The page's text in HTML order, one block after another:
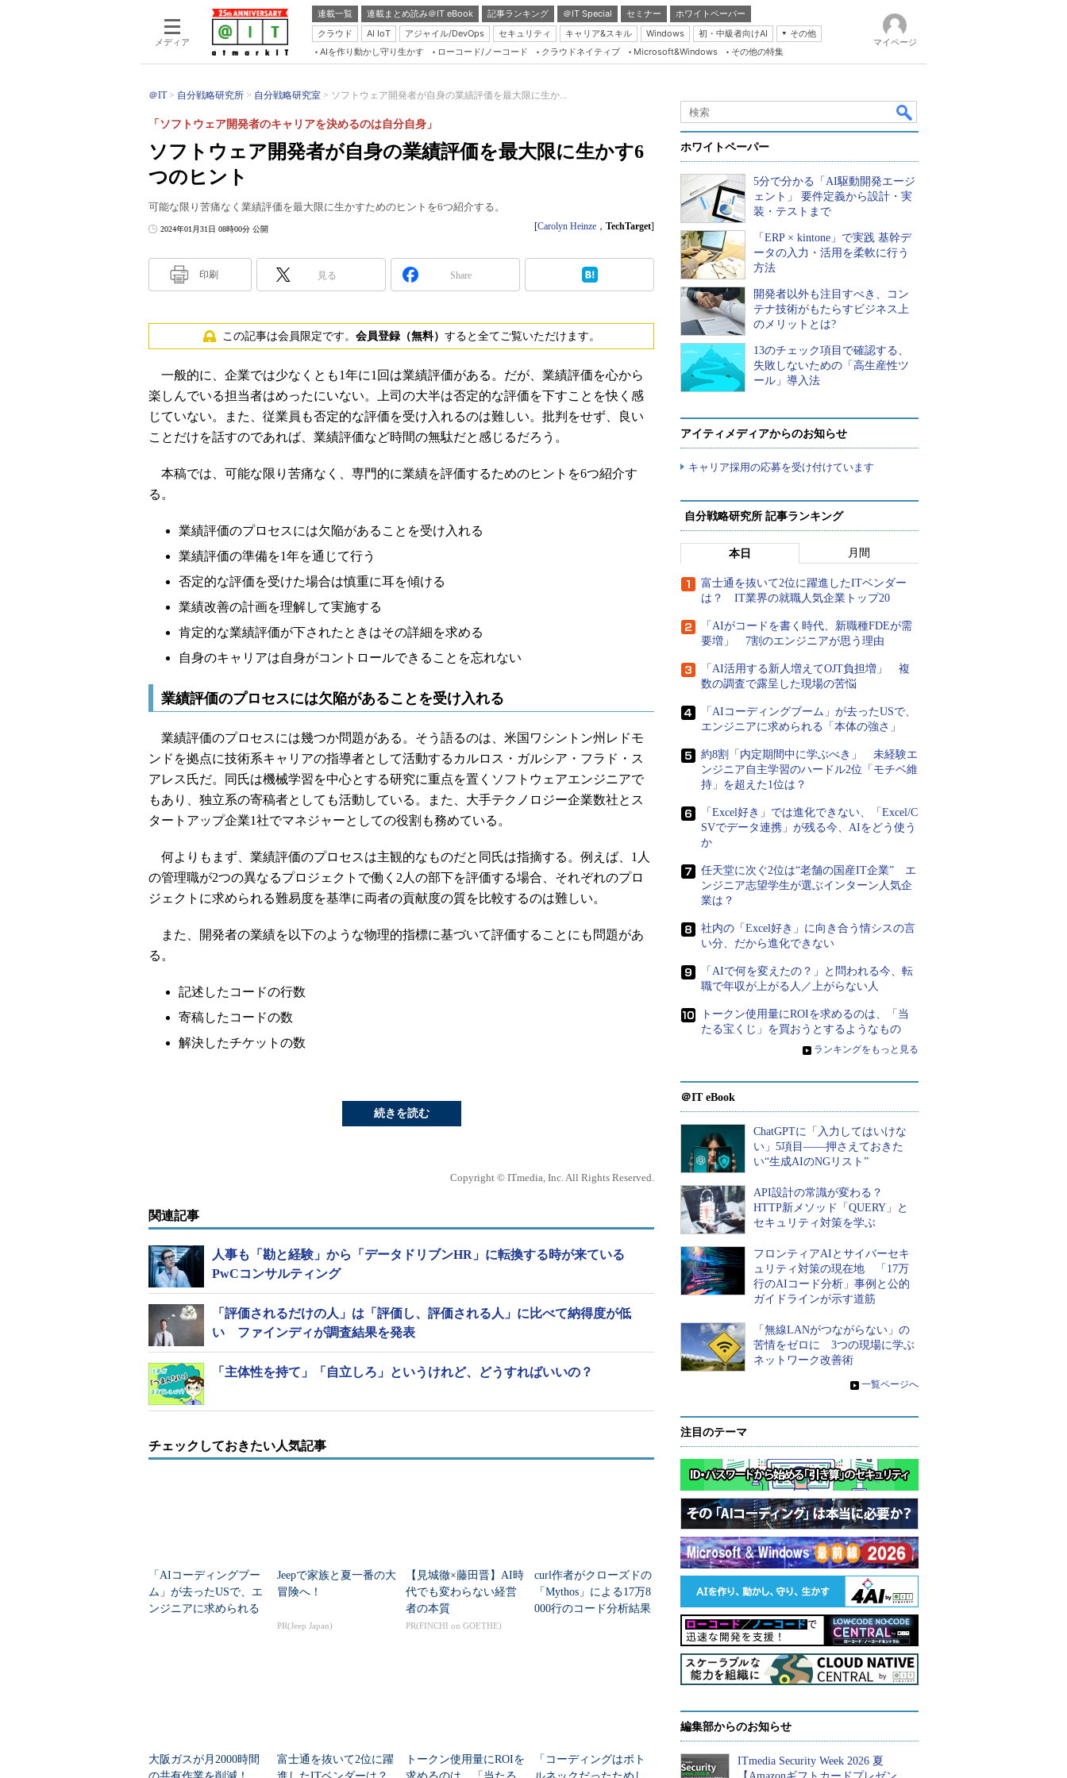
メディア
連載一覧 連載まとめ読み＠IT eBook 記事ランキング ＠IT Special セミナー
ホワイトペーパー
クラウド
AI IoT アジャイル/DevOps セキュリティ キャリア&スキル Windows 初・中級者向けAI
その他
Server & Storage
Java Agile
Database Expert
Master of IP Network
Security & Trust
Test & Tools
AIを作り動かし守り生かす ローコード/ノーコード クラウドネイティブ Microsoft&Windows その他の特集
マイページ
＠IT 自分戦略研究所 自分戦略研究室 ソフトウェア開発者が自身の業績評価を最大限に生か...
ソフトウェア開発者が自身の業績評価を最大限に生かす6
つのヒント
「ソフトウェア開発者のキャリアを決めるのは自分自身」
可能な限り苦痛なく業績評価を最大限に生かすためのヒントを6つ紹介する。
2024年01月31日 08時00分 公開 [Carolyn Heinze ， TechTarget]
印刷 見る Share
この記事は会員限定です。 会員登録（無料） すると全てご覧いただけます。
一般的に、企業では少なくとも1年に1回は業績評価がある。だが、業績評価を心から
楽しんでいる担当者はめったにいない。上司の大半は否定的な評価を下すことを快く感
じていない。また、従業員も否定的な評価を受け入れるのは難しい。批判をせず、良い
ことだけを話すのであれば、業績評価など時間の無駄だと感じるだろう。
本稿では、可能な限り苦痛なく、専門的に業績を評価するためのヒントを6つ紹介す
る。
業績評価のプロセスには欠陥があることを受け入れる
業績評価の準備を1年を通じて行う
否定的な評価を受けた場合は慎重に耳を傾ける
業績改善の計画を理解して実施する
肯定的な業績評価が下されたときはその詳細を求める
自身のキャリアは自身がコントロールできることを忘れない
業績評価のプロセスには欠陥があることを受け入れる
業績評価のプロセスには幾つか問題がある。そう語るのは、米国ワシントン州レドモ
ンドを拠点に技術系キャリアの指導者として活動するカルロス・ガルシア・フラド・ス
アレス氏だ。同氏は機械学習を中心とする研究に重点を置くソフトウェアエンジニアで
もあり、独立系の寄稿者としても活動している。また、大手テクノロジー企業数社とス
タートアップ企業1社でマネジャーとしての役割も務めている。
何よりもまず、業績評価のプロセスは主観的なものだと同氏は指摘する。例えば、1人
の管理職が2つの異なるプロジェクトで働く2人の部下を評価する場合、それぞれのプロ
ジェクトに求められる難易度を基準に両者の貢献度の質を比較するのは難しい。
また、開発者の業績を以下のような物理的指標に基づいて評価することにも問題があ
る。
記述したコードの行数
寄稿したコードの数
解決したチケットの数
続きを読む
Copyright © ITmedia, Inc. All Rights Reserved.
関連記事
人事も「勘と経験」から「データドリブンHR」に転換する時が来ている
PwCコンサルティング
「評価されるだけの人」は「評価し、評価される人」に比べて納得度が低
い ファインディが調査結果を発表
「主体性を持て」「自立しろ」というけれど、どうすればいいの？
チェックしておきたい人気記事
「AIコーディングブー
ム」が去ったUSで、エ
ンジニアに求められる
Jeepで家族と夏一番の大
冒険へ！
PR(Jeep Japan)
【見城徹×藤田晋】AI時
代でも変わらない経営
者の本質
PR(FINCHI on GOETHE)
curl作者がクローズドの
「Mythos」による17万8
000行のコード分析結果
大阪ガスが月2000時間
富士通を抜いて2位に躍
トークン使用量にROIを
「コーディングはボト
ホワイトペーパー
5分で分かる「AI駆動開発エージ
ェント」 要件定義から設計・実
装・テストまで
「ERP × kintone」で実践 基幹デ
ータの入力・活用を柔軟に行う
方法
開発者以外も注目すべき、コン
テナ技術がもたらすビジネス上
のメリットとは?
13のチェック項目で確認する、
失敗しないための「高生産性ツ
ール」導入法
アイティメディアからのお知らせ
キャリア採用の応募を受け付けています
自分戦略研究所 記事ランキング
本日 月間
富士通を抜いて2位に躍進したITベンダー
は？ IT業界の就職人気企業トップ20
「AIがコードを書く時代、新職種FDEが需
要増」 7割のエンジニアが思う理由
「AI活用する新人増えてOJT負担増」 複
数の調査で露呈した現場の苦悩
「AIコーディングブーム」が去ったUSで、
エンジニアに求められる「本体の強さ」
約8割「内定期間中に学ぶべき」 未経験エ
ンジニア自主学習のハードル2位「モチベ維
持」を超えた1位は？
「Excel好き」では進化できない、「Excel/C
SVでデータ連携」が残る今、AIをどう使う
か
任天堂に次ぐ2位は“老舗の国産IT企業” エ
ンジニア志望学生が選ぶインターン人気企
業は？
社内の「Excel好き」に向き合う情シスの言
い分、だから進化できない
「AIで何を変えたの？」と問われる今、転
職で年収が上がる人／上がらない人
トークン使用量にROIを求めるのは、「当
たる宝くじ」を買おうとするようなもの
» ランキングをもっと見る
＠IT eBook
ChatGPTに「入力してはいけな
い」5項目――押さえておきた
い“生成AIのNGリスト”
API設計の常識が変わる？
HTTP新メソッド「QUERY」と
セキュリティ対策を学ぶ
フロンティアAIとサイバーセキ
ュリティ対策の現在地 「17万
行のAIコード分析」事例と公的
ガイドラインが示す道筋
「無線LANがつながらない」の
苦情をゼロに 3つの現場に学ぶ
ネットワーク改善術
» 一覧ページへ
注目のテーマ
編集部からのお知らせ
ITmedia Security Week 2026 夏